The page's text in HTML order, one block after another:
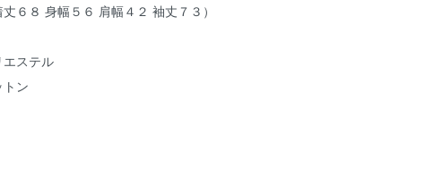
６８ 身幅５６ 肩幅４２ 袖丈７３）
ステル
ン